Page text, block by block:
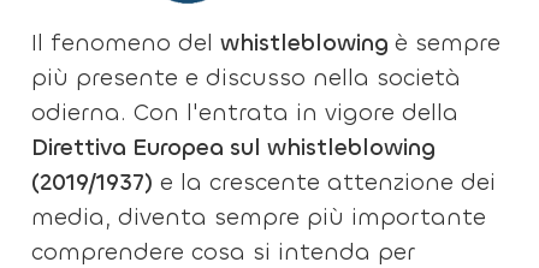
Il fenomeno delwhistleblowingè sempre
più presente e discusso nella società
odierna. Con l'entrata in vigore della
Direttiva Europea sul whistleblowing
(2019/1937) e la crescente attenzione dei
media, diventa sempre più importante
comprendere cosa si intenda per